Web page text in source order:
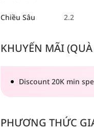
Chiều Sâu 2.2
KHUYẾN MÃI
Discount 20K min
PHƯƠNG THỨC